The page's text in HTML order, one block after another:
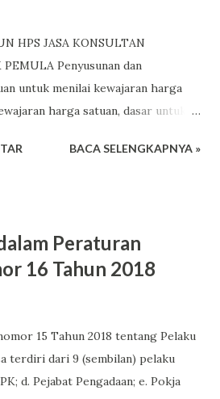
HPS JASA KONSULTAN
Penyusunan dan
untuk menilai kewajaran harga
harga satuan, dasar untuk
nilai jaminan pelaksanaan bagi
2021 tentang peraturan
nomor 28 tahun 2002 tentang
fisik; 3. Manajemen konstruksi
dan 4. Pengelolaan
pada: Peraturan Pemerintah
BACA SELENGKAPNYA »
Peraturan
16 Tahun 2018
15 Tahun 2018 tentang Pelaku
terdiri dari 9 (sembilan) pelaku
d. Pejabat Pengadaan; e. Pokja